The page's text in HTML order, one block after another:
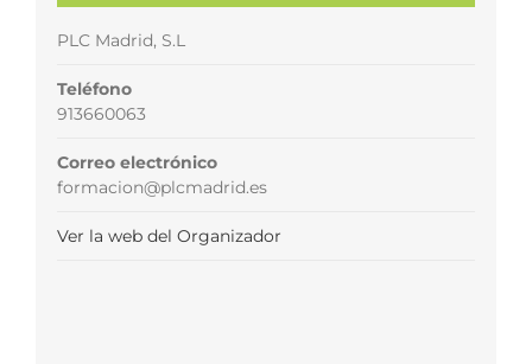
PLC Madrid, S.L
Teléfono
913660063
Correo electrónico
formacion@plcmadrid.es
Ver la web del Organizador